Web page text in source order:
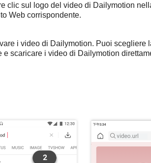
clic sul logo del video di Dailymotion
Web corrispondente.
i video di Dailymotion. Puoi scegliere
scaricare i video di Dailymotion